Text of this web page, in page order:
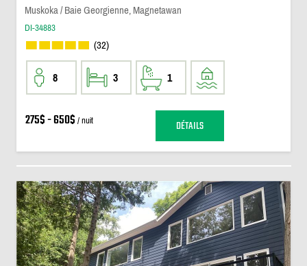
Muskoka / Baie Georgienne, Magnetawan
DI-34883
(32)
8 3 1
275$ - 650$ / nuit DÉTAILS